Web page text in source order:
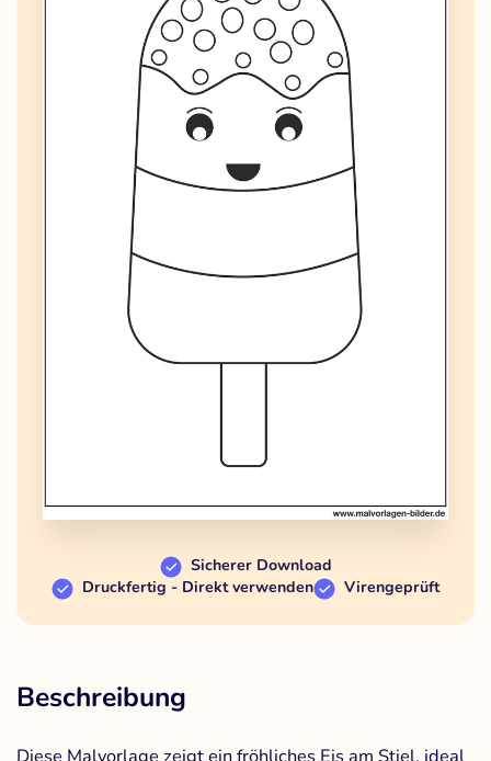
Sicherer Download
Druckfertig - Direkt verwenden
Virengeprüft
Beschreibung